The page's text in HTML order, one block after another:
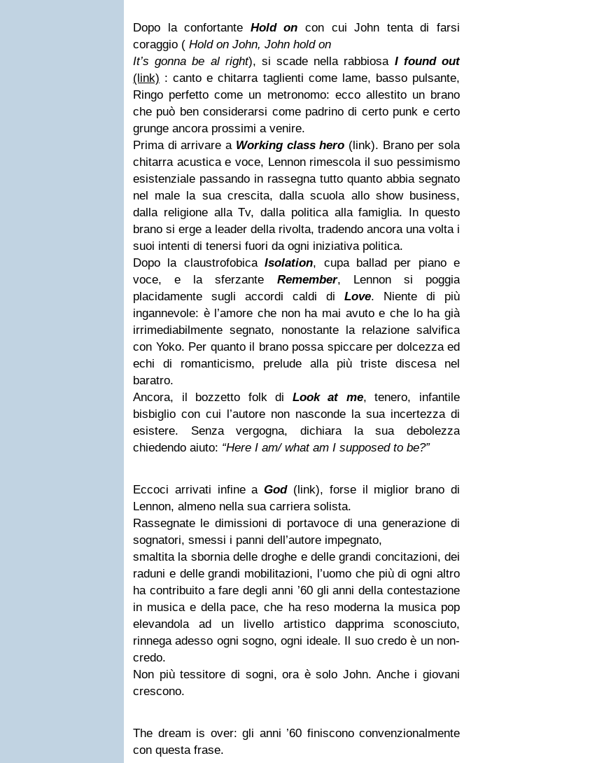
Dopo la confortante Hold on con cui John tenta di farsi
coraggio ( Hold on John, John hold on
It’s gonna be al right), si scade nella rabbiosaI found out
(link) : canto e chitarra taglienti come lame, basso pulsante,
Ringo perfetto come un metronomo: ecco allestito un brano
che può ben considerarsi come padrino di certo punk e certo
grunge ancora prossimi a venire.
Prima di arrivare a Working class hero (link). Brano per sola
chitarra acustica e voce, Lennon rimescola il suo pessimismo
esistenziale passando in rassegna tutto quanto abbia segnato
nel male la sua crescita, dalla scuola allo show business,
dalla religione alla Tv, dalla politica alla famiglia. In questo
brano si erge a leader della rivolta, tradendo ancora una volta i
suoi intenti di tenersi fuori da ogni iniziativa politica.
Dopo la claustrofobicaIsolation, cupa ballad per piano e
voce, e la sferzante Remember, Lennon si poggia
placidamente sugli accordi caldi di Love. Niente di più
ingannevole: è l’amore che non ha mai avuto e che lo ha già
irrimediabilmente segnato, nonostante la relazione salvifica
con Yoko. Per quanto il brano possa spiccare per dolcezza ed
echi di romanticismo, prelude alla più triste discesa nel
baratro.
Ancora, il bozzetto folk di Look at me, tenero, infantile
bisbiglio con cui l’autore non nasconde la sua incertezza di
esistere. Senza vergogna, dichiara la sua debolezza
chiedendo aiuto: “Here I am/ what am I supposed to be?”
Eccoci arrivati infine aGod(link), forse il miglior brano di
Lennon, almeno nella sua carriera solista.
Rassegnate le dimissioni di portavoce di una generazione di
sognatori, smessi i panni dell’autore impegnato,
smaltita la sbornia delle droghe e delle grandi concitazioni, dei
raduni e delle grandi mobilitazioni, l’uomo che più di ogni altro
ha contribuito a fare degli anni ’60 gli anni della contestazione
in musica e della pace, che ha reso moderna la musica pop
elevandola ad un livello artistico dapprima sconosciuto,
rinnega adesso ogni sogno, ogni ideale. Il suo credo è un non-
credo.
Non più tessitore di sogni, ora è solo John. Anche i giovani
crescono.
The dream is over: gli anni ’60 finiscono convenzionalmente
con questa frase.